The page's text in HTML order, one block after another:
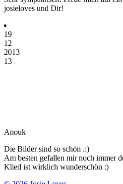
josieloves und Dir!
19
12
2013
13
Anouk
Die Bilder sind so schön .:)
Am besten gefallen mir noch immer
Klied ist wirklich wunderschön :)